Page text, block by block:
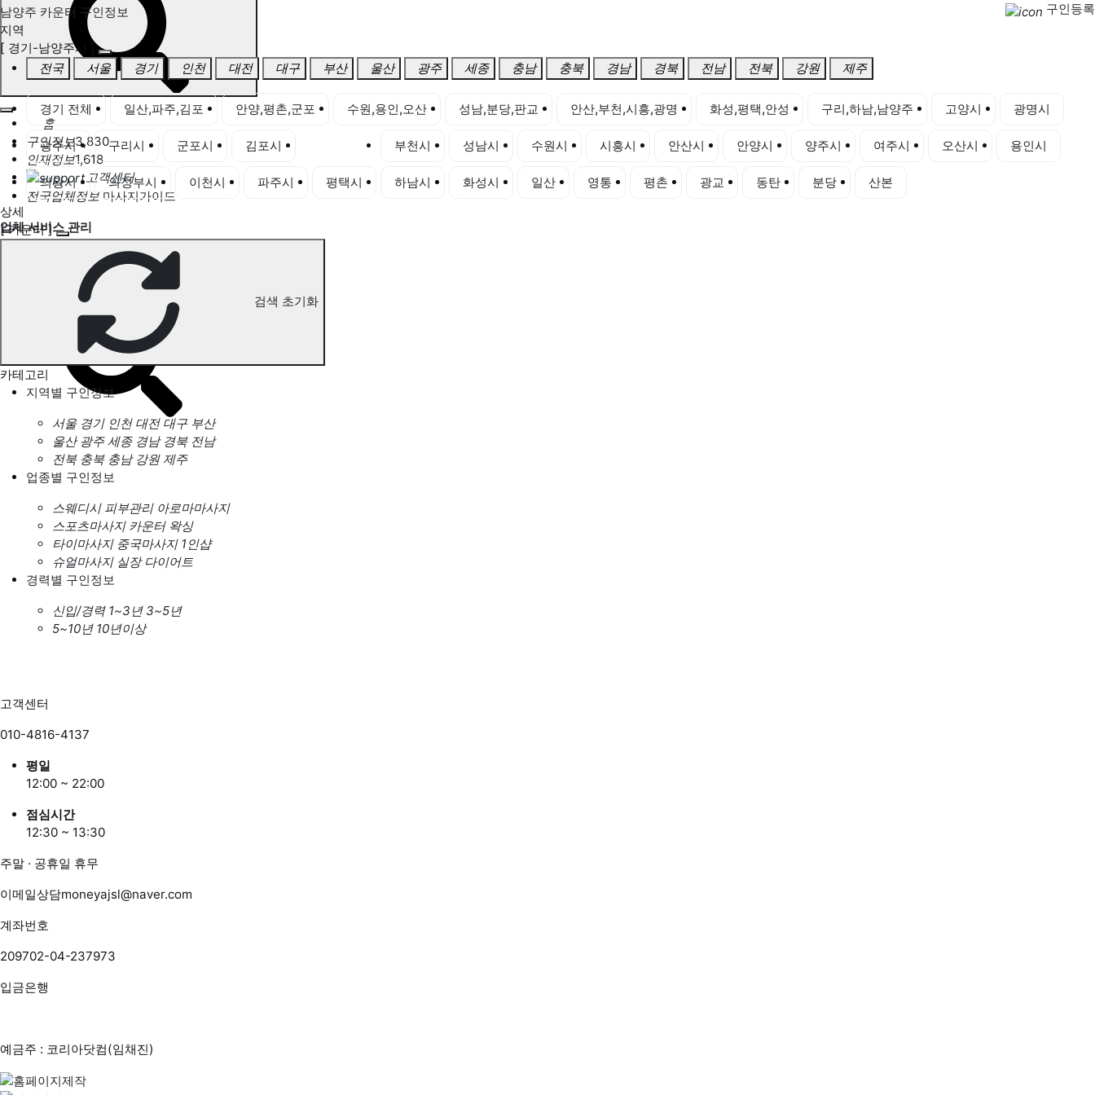
홈
구인정보3,830
인재정보1,618
고객센터
전국업체정보 마사지가이드
업체 서비스 관리
개인 서비스 관리
남양주 카운터 구인정보
남양주 카운터 구인정보
구인등록
지역
[ 경기-남양주시 ]
전국
서울 경기 인천 대전 대구 부산 울산 광주 세종 충남 충북 경남 경북 전남 전북 강원 제주
경기 전체 일산,파주,김포 안양,평촌,군포 수원,용인,오산 성남,분당,판교 안산,부천,시흥,광명 화성,평택,안성 구리,하남,남양주 고양시 광명시
광주시 구리시 군포시 김포시 부천시 성남시 수원시 시흥시 안산시 안양시 양주시 여주시 오산시 용인시
의왕시 의정부시 이천시 파주시 평택시 하남시 화성시 일산 영통 평촌 광교 동탄 분당
산본
상세
[ 카운터 ]
검색 초기화
카테고리
지역별 구인정보
서울 경기 인천 대전 대구 부산
울산 광주 세종 경남 경북 전남
전북 충북 충남 강원 제주
업종별 구인정보
스웨디시 피부관리 아로마마사지
스포츠마사지 카운터 왁싱
타이마사지 중국마사지 1인샵
슈얼마사지 실장 다이어트
경력별 구인정보
신입/경력 1~3년 3~5년
5~10년 10년이상
고객센터
010-4816-4137
평일
12:00 ~ 22:00
점심시간
12:30 ~ 13:30
주말 · 공휴일 휴무
이메일상담moneyajsl@naver.com
계좌번호
209702-04-237973
입금은행
예금주 : 코리아닷컴(임채진)